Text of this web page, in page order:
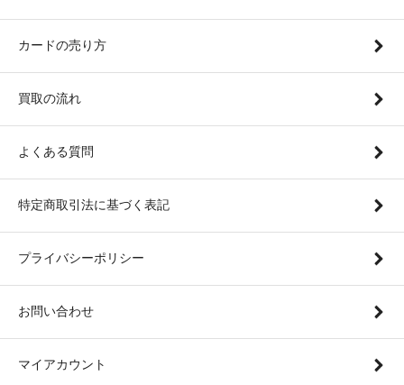
カードの売り方
買取の流れ
よくある質問
特定商取引法に基づく表記
プライバシーポリシー
お問い合わせ
マイアカウント